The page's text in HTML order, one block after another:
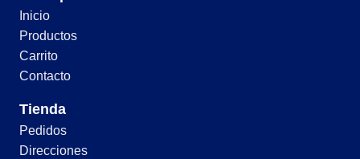
Inicio
Productos
Carrito
Contacto
Tienda
Pedidos
Direcciones